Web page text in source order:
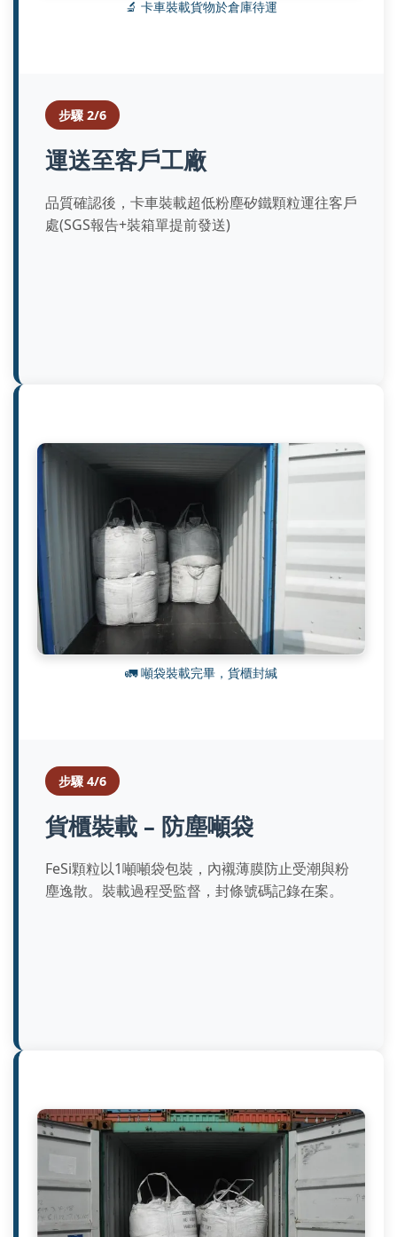
步驟 2/6
運送至客戶工廠
品質確認後，卡車裝載超低粉塵矽鐵顆粒運往客戶
處(SGS報告+裝箱單提前發送)
🔬 卡車裝載貨物於倉庫待運
步驟 4/6
貨櫃裝載 – 防塵噸袋
FeSi顆粒以1噸噸袋包裝，內襯薄膜防止受潮與粉
塵逸散。裝載過程受監督，封條號碼記錄在案。
🚛 噸袋裝載完畢，貨櫃封緘